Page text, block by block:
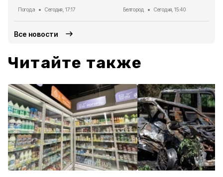
Погода Сегодня, 17:17 Белгород Сегодня, 15:40
Все новости
Читайте также